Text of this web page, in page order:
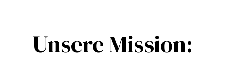
Unsere Mission: